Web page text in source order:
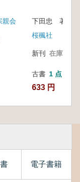
親会
下田忠 著
桜楓社
新刊 在庫なし
古書 1 点
633 円
電子書籍